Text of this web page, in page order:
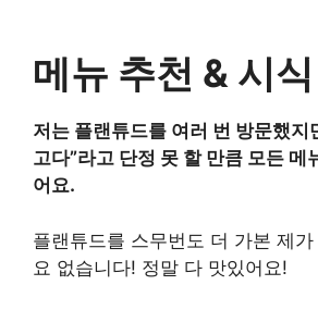
메뉴 추천 & 시
저는 플랜튜드를 여러 번 방문했지
고다”라고 단정 못 할 만큼 모든 메
어요.
플랜튜드를 스무번도 더 가본 제
요 없습니다! 정말 다 맛있어요!